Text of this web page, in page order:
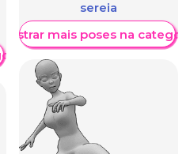
sereia
Mostrar mais poses na